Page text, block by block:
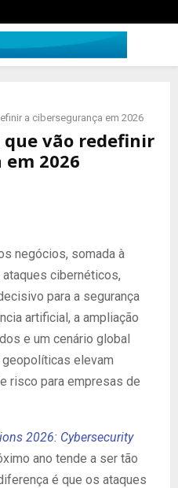
a cibersegurança em 2026
que vão redefinir
2026
negócios, somada à
cibernéticos,
para a segurança
artificial, a ampliação
e um cenário global
elevam
risco para empresas de
2026: Cybersecurity
ano tende a ser tão
é que os ataques